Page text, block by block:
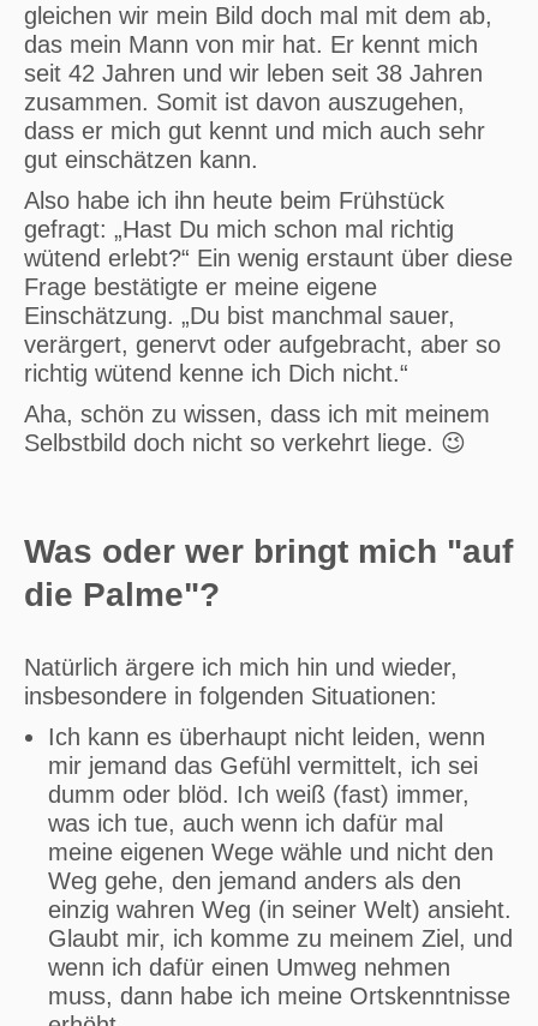
gleichen wir mein Bild doch mal mit dem ab,
das mein Mann von mir hat. Er kennt mich
seit 42 Jahren und wir leben seit 38 Jahren
zusammen. Somit ist davon auszugehen,
dass er mich gut kennt und mich auch sehr
gut einschätzen kann.
Also habe ich ihn heute beim Frühstück
gefragt: „Hast Du mich schon mal richtig
wütend erlebt?“ Ein wenig erstaunt über diese
Frage bestätigte er meine eigene
Einschätzung. „Du bist manchmal sauer,
verärgert, genervt oder aufgebracht, aber so
richtig wütend kenne ich Dich nicht.“
Aha, schön zu wissen, dass ich mit meinem
Selbstbild doch nicht so verkehrt liege. 😉
Was oder wer bringt mich "auf
die Palme"?
Natürlich ärgere ich mich hin und wieder,
insbesondere in folgenden Situationen:
Ich kann es überhaupt nicht leiden, wenn
mir jemand das Gefühl vermittelt, ich sei
dumm oder blöd. Ich weiß (fast) immer,
was ich tue, auch wenn ich dafür mal
meine eigenen Wege wähle und nicht den
Weg gehe, den jemand anders als den
einzig wahren Weg (in seiner Welt) ansieht.
Glaubt mir, ich komme zu meinem Ziel, und
wenn ich dafür einen Umweg nehmen
muss, dann habe ich meine Ortskenntnisse